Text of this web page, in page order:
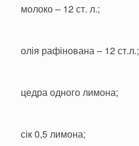
молоко – 12 ст. л.;
олія рафінована – 12 ст.л.;
цедра одного лимона;
сік 0,5 лимона;